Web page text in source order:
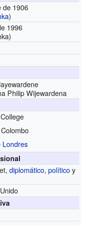
de 1906
)
1996
Philip Wijewardena
Londres
diplomático,políticoy